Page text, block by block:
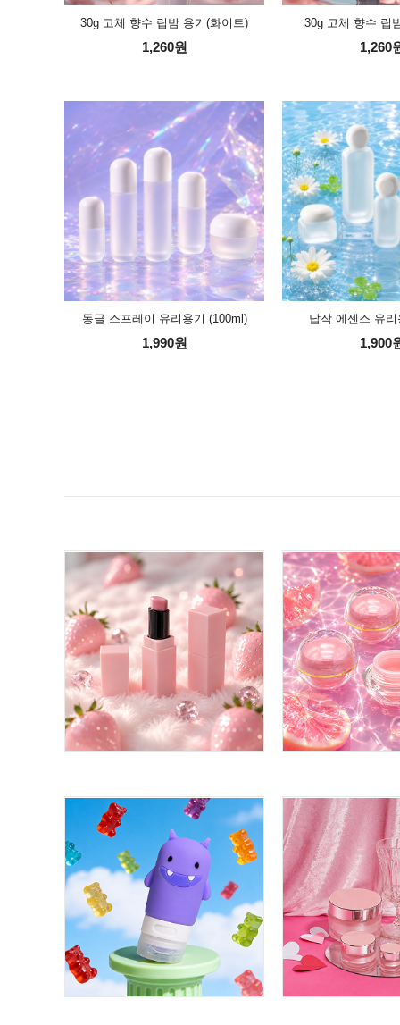
30g 고체 향수 립밤 용기(화이트)
1,260원
30g 고체 향수 립
1,260
동글 스프레이 유리용기 (100ml)
1,990원
납작 에센스 유
1,900